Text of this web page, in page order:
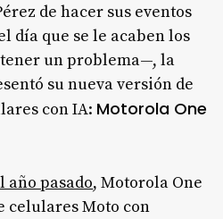
de hacer sus eventos
día que se le acaben los
un problema—, la
su nueva versión de
con IA: Motorola One
año pasado, Motorola One
celulares Moto con